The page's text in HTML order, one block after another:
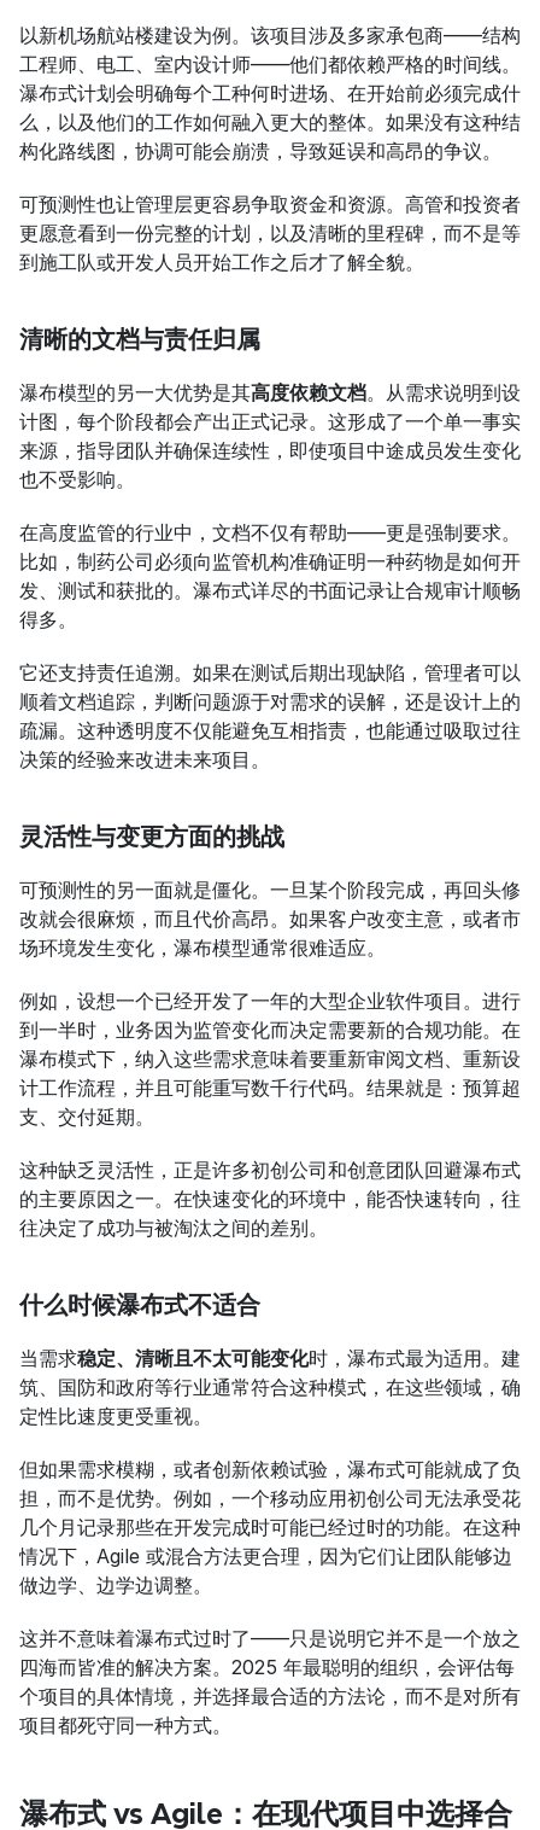
以新机场航站楼建设为例。该项目涉及多家承包商——结构
工程师、电工、室内设计师——他们都依赖严格的时间线。
瀑布式计划会明确每个工种何时进场、在开始前必须完成什
么，以及他们的工作如何融入更大的整体。如果没有这种结
构化路线图，协调可能会崩溃，导致延误和高昂的争议。
可预测性也让管理层更容易争取资金和资源。高管和投资者
更愿意看到一份完整的计划，以及清晰的里程碑，而不是等
到施工队或开发人员开始工作之后才了解全貌。
清晰的文档与责任归属
瀑布模型的另一大优势是其高度依赖文档。从需求说明到设
计图，每个阶段都会产出正式记录。这形成了一个单一事实
来源，指导团队并确保连续性，即使项目中途成员发生变化
也不受影响。
在高度监管的行业中，文档不仅有帮助——更是强制要求。
比如，制药公司必须向监管机构准确证明一种药物是如何开
发、测试和获批的。瀑布式详尽的书面记录让合规审计顺畅
得多。
它还支持责任追溯。如果在测试后期出现缺陷，管理者可以
顺着文档追踪，判断问题源于对需求的误解，还是设计上的
疏漏。这种透明度不仅能避免互相指责，也能通过吸取过往
决策的经验来改进未来项目。
灵活性与变更方面的挑战
可预测性的另一面就是僵化。一旦某个阶段完成，再回头修
改就会很麻烦，而且代价高昂。如果客户改变主意，或者市
场环境发生变化，瀑布模型通常很难适应。
例如，设想一个已经开发了一年的大型企业软件项目。进行
到一半时，业务因为监管变化而决定需要新的合规功能。在
瀑布模式下，纳入这些需求意味着要重新审阅文档、重新设
计工作流程，并且可能重写数千行代码。结果就是：预算超
支、交付延期。
这种缺乏灵活性，正是许多初创公司和创意团队回避瀑布式
的主要原因之一。在快速变化的环境中，能否快速转向，往
往决定了成功与被淘汰之间的差别。
什么时候瀑布式不适合
当需求稳定、清晰且不太可能变化时，瀑布式最为适用。建
筑、国防和政府等行业通常符合这种模式，在这些领域，确
定性比速度更受重视。
但如果需求模糊，或者创新依赖试验，瀑布式可能就成了负
担，而不是优势。例如，一个移动应用初创公司无法承受花
几个月记录那些在开发完成时可能已经过时的功能。在这种
情况下，Agile 或混合方法更合理，因为它们让团队能够边
做边学、边学边调整。
这并不意味着瀑布式过时了——只是说明它并不是一个放之
四海而皆准的解决方案。2025 年最聪明的组织，会评估每
个项目的具体情境，并选择最合适的方法论，而不是对所有
项目都死守同一种方式。
瀑布式 vs Agile：在现代项目中选择合